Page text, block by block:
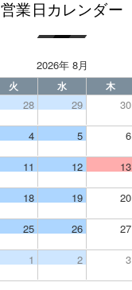
営業日カレンダー
2026年 8月
火 水 木
28 29 30
4 5 6
11 12 13
18 19 20
25 26 27
1 2 3